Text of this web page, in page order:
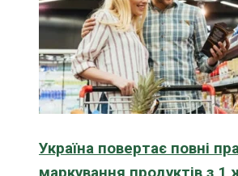
Україна повертає повні